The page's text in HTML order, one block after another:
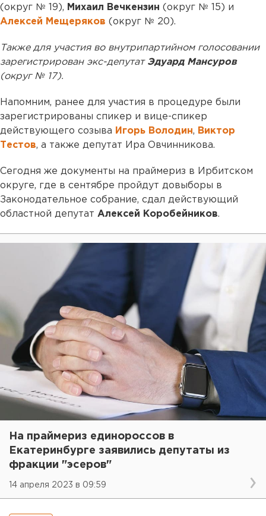
(округ № 19), Михаил Вечкензин (округ № 15) и
Алексей Мещеряков (округ № 20).
Также для участия во внутрипартийном голосовании
зарегистрирован экс-депутат Эдуард Мансуров
(округ № 17).
Напомним, ранее для участия в процедуре были
зарегистрированы спикер и вице-спикер
действующего созыва Игорь Володин, Виктор
Тестов, а также депутат Ира Овчинникова.
Сегодня же документы на праймериз в Ирбитском
округе, где в сентябре пройдут довыборы в
Законодательное собрание, сдал действующий
областной депутат Алексей Коробейников.
На праймериз единороссов в
Екатеринбурге заявились депутаты из
фракции "эсеров"
14 апреля 2023 в 09:59